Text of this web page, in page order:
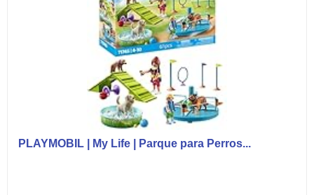
PLAYMOBIL | My Life | Parque para Perros...